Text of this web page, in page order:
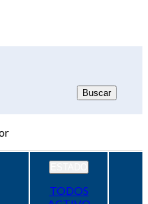
TODOS